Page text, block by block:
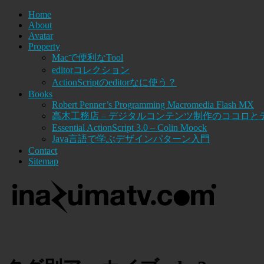
Home
About
Avatar
Property
Macで便利なTool
editorコレクション
ActionScriptのeditorなに使う？
Books
Robert Penner’s Programming Macromedia Flash MX
高木工務店 – デジタルコンテンツ制作のココロと
Essential ActionScript 3.0 – Colin Moock
Java言語で学ぶデザインパターン入門
Contact
Sitemap